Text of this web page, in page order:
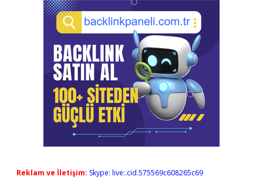
Reklam ve İletişim: Skype: live:.cid.575569c608265c69